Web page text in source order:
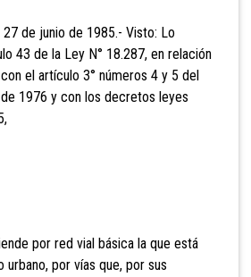
de junio de 1985.- Visto: Lo
43 de la Ley N° 18.287, en relación
el artículo 3° números 4 y 5 del
1976 y con los decretos leyes
por red vial básica la que está
urbano, por vías que, por sus